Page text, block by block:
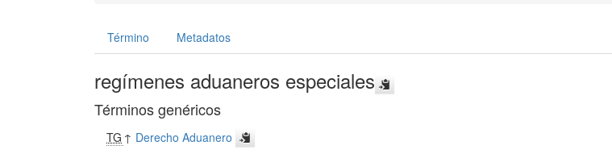
Término Metadatos
regímenes aduaneros especiales
Términos genéricos
TG ↑ Derecho Aduanero